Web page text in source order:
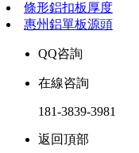
條形鋁扣板厚度
惠州鋁單板源頭
QQ咨詢
在線咨詢
181-3839-3981
返回頂部